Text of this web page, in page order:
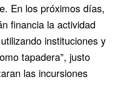
En los próximos días,
financia la actividad
instituciones y
tapadera”, justo
las incursiones